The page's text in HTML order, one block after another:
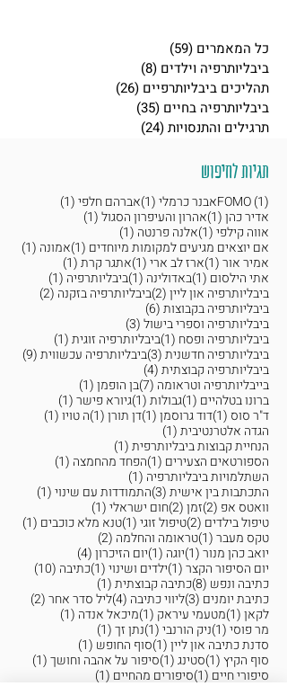
כל המאמרים (59)
ביבליותרפיה וילדים (8)
תהליכים ביבליותרפיים (26)
ביבליותרפיה בחיים (35)
תרגילים והתנסויות(24)
תגיות לחיפוש
FOMO(1) פוסט 1
אבנר כרמלי(1) פוסט 1
אברהם חלפי(1)
אדיר כהן(1) פוסט 1
אהרון והעיפרון הסגול(1)
אווה קילפי(1) פוסט 1
אלנה פרנטה (1)
אם יוצאים מגיעים למקומות מיוחדים (1) פוסט 1
אמונה (1)
אמיר אור(1) פוסט 1
ארז לב ארי(1) פוסט 1
אתגר קרת(1)
אתי הילסום (1) פוסט 1
באדולינה (1) פוסט 1
ביבליותרפיה (1)
ביבליותרפיה און ליין(2) 2 פוסטים
ביבליותרפיה בזקנה (2)
ביבליותרפיה בקבוצות(6)
ביבליותרפיה וספרי בישול(3)
ביבליותרפיה ופסח (1) פוסט 1
ביבליותרפיה זוגית(1)
ביבליותרפיה חדשנית(3) 3 פוסטים
ביבליותרפיה עכשווית(9)
ביבליותרפיה קבוצתית(4)
בייבליותרפיה וטראומה (7) 7 פוסטים
בן הופמן(1)
ברונו בטלהיים (1) פוסט 1
גבולות(1) פוסט 1
גיורא פישר(1)
ד"ר סוס (1) פוסט 1
דוד גרוסמן(1) פוסט 1
דן תורן(1) פוסט 1
ה טויו(1)
הגדה אלטרנטיבית(1)
הנחיית קבוצות ביבליותרפית(1)
הספורטאים הצעירים (1) פוסט 1
הפחד מהחמצה (1)
השתלמויות ביבליותרפיה (1)
התכתבות בין אישית(3) 3 פוסטים
התמודדות עם שינוי(1)
וואטס אפ (2) 2 פוסטים
זמן(2) 2 פוסטים
חום ישראלי(1)
טיפול בילדים (2) 2 פוסטים
טיפול זוגי(1) פוסט 1
טנא מלא כוכבים (1)
טקס מעבר(1) פוסט 1
טראומה והחלמה (2)
יואב כהן מנור(1) פוסט 1
יוגה (1) פוסט 1
יום הזיכרון(4)
יום הסיפור הקצר(1) פוסט 1
ילדים ושינוי(1) פוסט 1
כתיבה (10)
כתיבה ונפש (8) 8 פוסטים
כתיבה קבוצתית(1)
כתיבת יומנים (3) 3 פוסטים
ליווי כתיבה (4) 4 פוסטים
ליל סדר אחר(2)
לקאן(1) פוסט 1
מטעמי עיראק (1) פוסט 1
מיכאל אנדה (1)
מר פוסי(1) פוסט 1
ניק הורנבי(1) פוסט 1
נתן זך(1)
סדנת כתיבה און ליין(1) פוסט 1
סוף החופש (1)
סוף הקיץ(1) פוסט 1
סטינג(1) פוסט 1
סיפור על אהבה וחושך(1)
סיפורי חיים (1) פוסט 1
סיפורים מהחיים (1)